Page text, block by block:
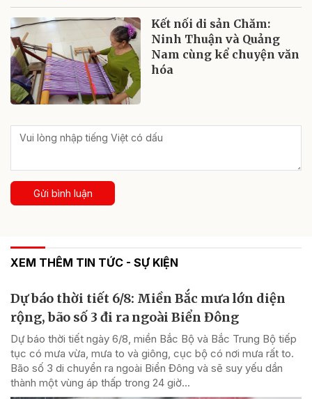
Kết nối di sản Chăm:
Ninh Thuận và Quảng
Nam cùng kể chuyện văn
hóa
Gửi bình luận
XEM THÊM TIN TỨC - SỰ KIỆN
Dự báo thời tiết 6/8: Miền Bắc mưa lớn diện
rộng, bão số 3 đi ra ngoài Biển Đông
Dự báo thời tiết ngày 6/8, miền Bắc Bộ và Bắc Trung Bộ tiếp
tục có mưa vừa, mưa to và giông, cục bộ có nơi mưa rất to.
Bão số 3 di chuyển ra ngoài Biển Đông và sẽ suy yếu dần
thành một vùng áp thấp trong 24 giờ...